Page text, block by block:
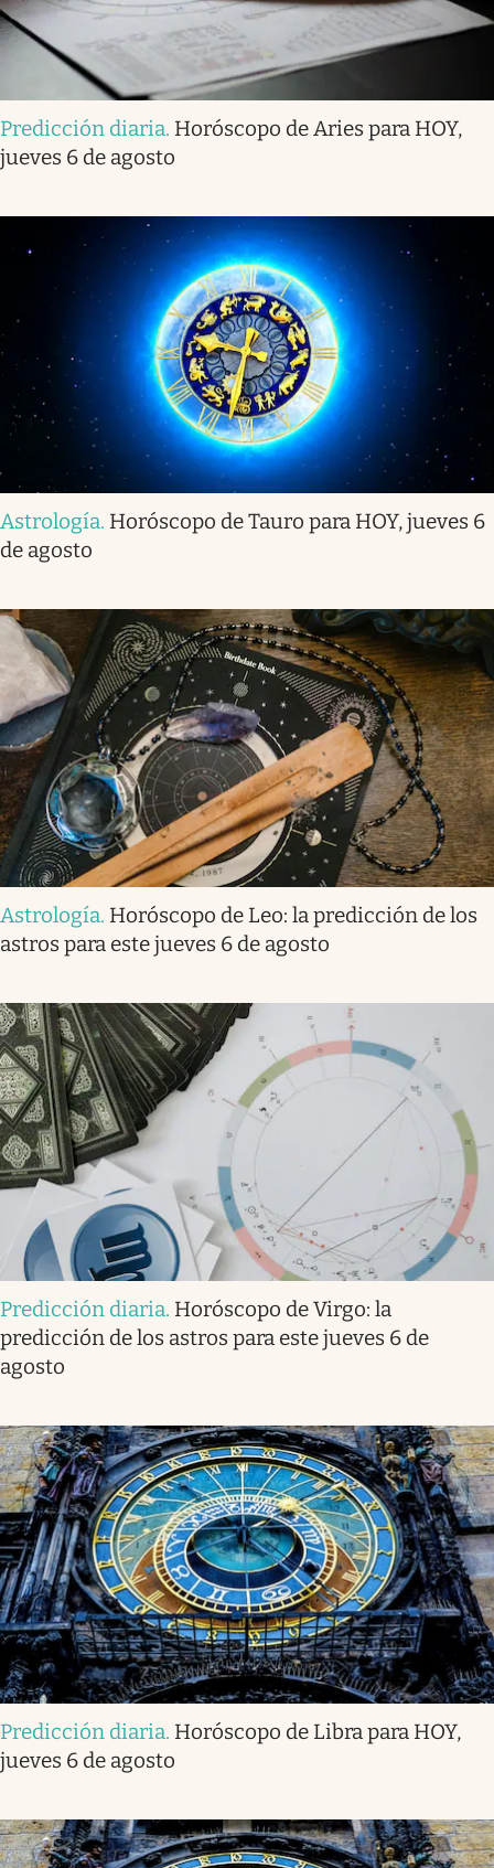
Predicción diaria. Horóscopo de Aries para HOY,
jueves 6 de agosto
Astrología. Horóscopo de Tauro para HOY, jueves 6
de agosto
Astrología. Horóscopo de Leo: la predicción de los
astros para este jueves 6 de agosto
Predicción diaria. Horóscopo de Virgo: la
predicción de los astros para este jueves 6 de
agosto
Predicción diaria. Horóscopo de Libra para HOY,
jueves 6 de agosto